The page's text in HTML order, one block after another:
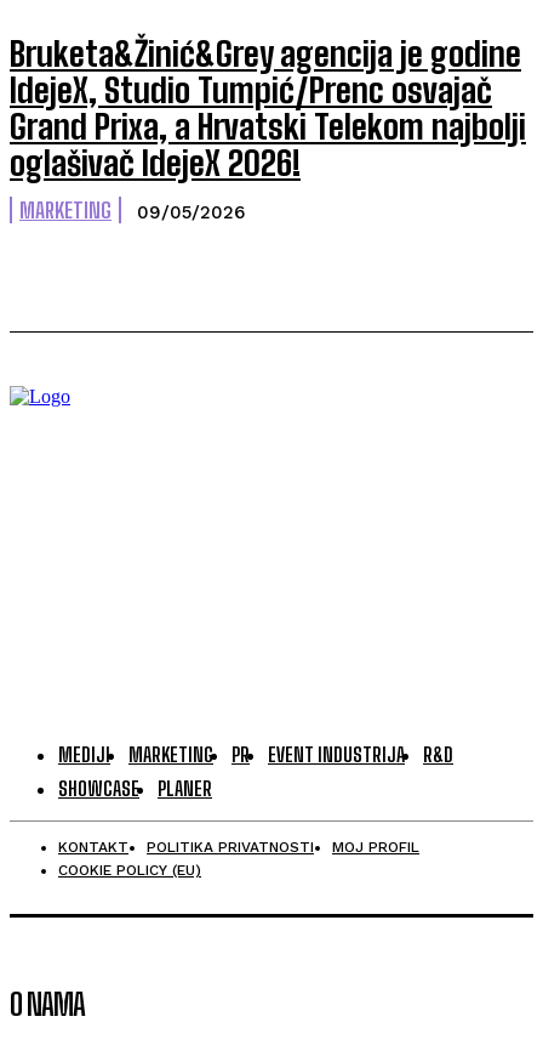
Bruketa&Žinić&Grey agencija je godine
IdejeX, Studio Tumpić/Prenc osvajač
Grand Prixa, a Hrvatski Telekom najbolji
oglašivač IdejeX 2026!
MARKETING 09/05/2026
MEDIJI MARKETING PR EVENT INDUSTRIJA
R&D
SHOWCASE
PLANER
KONTAKT POLITIKA PRIVATNOSTI
MOJ PROFIL
COOKIE POLICY (EU)
O NAMA